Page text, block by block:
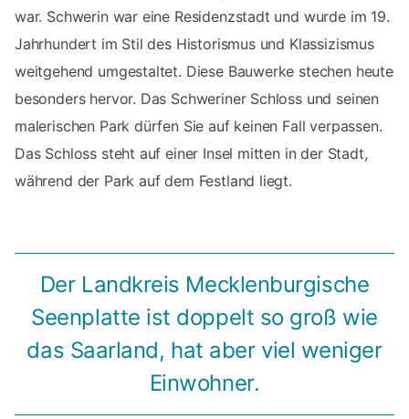
war. Schwerin war eine Residenzstadt und wurde im 19.
Jahrhundert im Stil des Historismus und Klassizismus
weitgehend umgestaltet. Diese Bauwerke stechen heute
besonders hervor. Das Schweriner Schloss und seinen
malerischen Park dürfen Sie auf keinen Fall verpassen.
Das Schloss steht auf einer Insel mitten in der Stadt,
während der Park auf dem Festland liegt.
Der Landkreis Mecklenburgische
Seenplatte ist doppelt so groß wie
das Saarland, hat aber viel weniger
Einwohner.